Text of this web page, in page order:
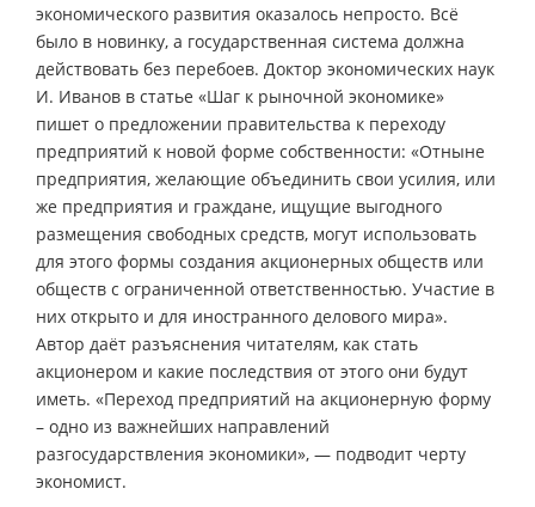
экономического развития оказалось непросто. Всё
было в новинку, а государственная система должна
действовать без перебоев. Доктор экономических наук
И. Иванов в статье «Шаг к рыночной экономике»
пишет о предложении правительства к переходу
предприятий к новой форме собственности: «Отныне
предприятия, желающие объединить свои усилия, или
же предприятия и граждане, ищущие выгодного
размещения свободных средств, могут использовать
для этого формы создания акционерных обществ или
обществ с ограниченной ответственностью. Участие в
них открыто и для иностранного делового мира».
Автор даёт разъяснения читателям, как стать
акционером и какие последствия от этого они будут
иметь. «Переход предприятий на акционерную форму
– одно из важнейших направлений
разгосударствления экономики», — подводит черту
экономист.